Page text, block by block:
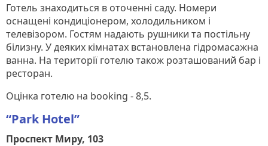
Готель знаходиться в оточенні саду. Номери
оснащені кондиціонером, холодильником і
телевізором. Гостям надають рушники та постільну
білизну. У деяких кімнатах встановлена гідромасажна
ванна. На території готелю також розташований бар і
ресторан.
Оцінка готелю на booking - 8,5.
“Park Hotel”
Проспект Миру, 103